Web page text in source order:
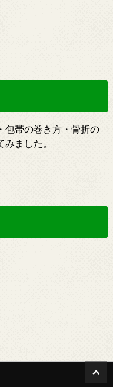
包帯の巻き方・骨折の
ました。